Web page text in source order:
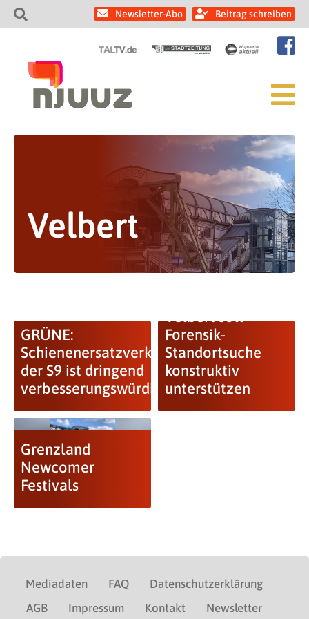
Newsletter-Abo Beitrag schreiben
Velbert
GRÜNE:
Schienenersatzverkehr
der S9 ist dringend
verbesserungswürdig
Forensik-
Standortsuche
konstruktiv
unterstützen
Grenzland
Newcomer
Festivals
Mediadaten FAQ
Datenschutzerklärung
AGB
Impressum Kontakt Newsletter